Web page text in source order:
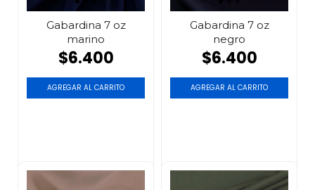
Gabardina 7 oz
marino
$6.400
AGREGAR AL CARRITO
Gabardina 7 oz
negro
$6.400
AGREGAR AL CARRITO